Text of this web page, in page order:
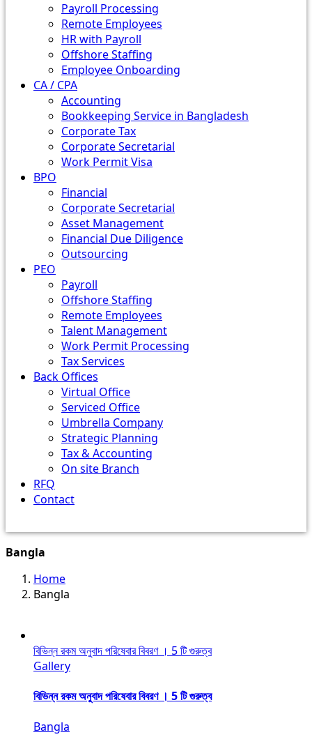
Payroll Processing
Remote Employees
HR with Payroll
Offshore Staffing
Employee Onboarding
CA / CPA
Accounting
Bookkeeping Service in Bangladesh
Corporate Tax
Corporate Secretarial
Work Permit Visa
BPO
Financial
Corporate Secretarial
Asset Management
Financial Due Diligence
Outsourcing
PEO
Payroll
Offshore Staffing
Remote Employees
Talent Management
Work Permit Processing
Tax Services
Back Offices
Virtual Office
Serviced Office
Umbrella Company
Strategic Planning
Tax & Accounting
On site Branch
RFQ
Contact
Bangla
Home
Bangla
বিভিন্ন রকম অনুবাদ পরিষেবার বিবরণ । 5 টি গুরুত্ব
Gallery
বিভিন্ন রকম অনুবাদ পরিষেবার বিবরণ । 5 টি গুরুত্ব
Bangla